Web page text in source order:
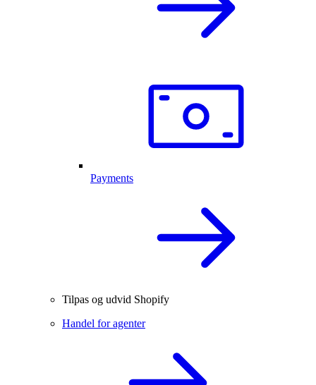
Payments
Tilpas og udvid Shopify
Handel for agenter